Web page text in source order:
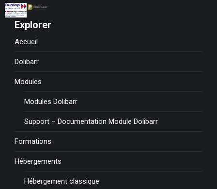
Explorer
Accueil
Dolibarr
Modules
Modules Dolibarr
Support – Documentation Module Dolibarr
Formations
Hébergements
Hébergement classique